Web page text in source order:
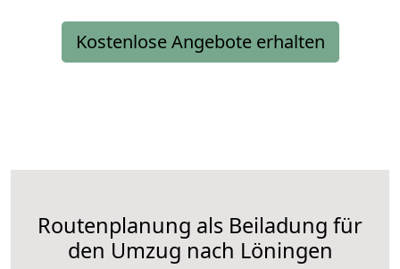
Kostenlose Angebote erhalten
Routenplanung als Beiladung für
den Umzug nach Löningen